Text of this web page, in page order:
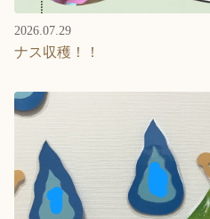
2026.07.29
ナス収穫！！